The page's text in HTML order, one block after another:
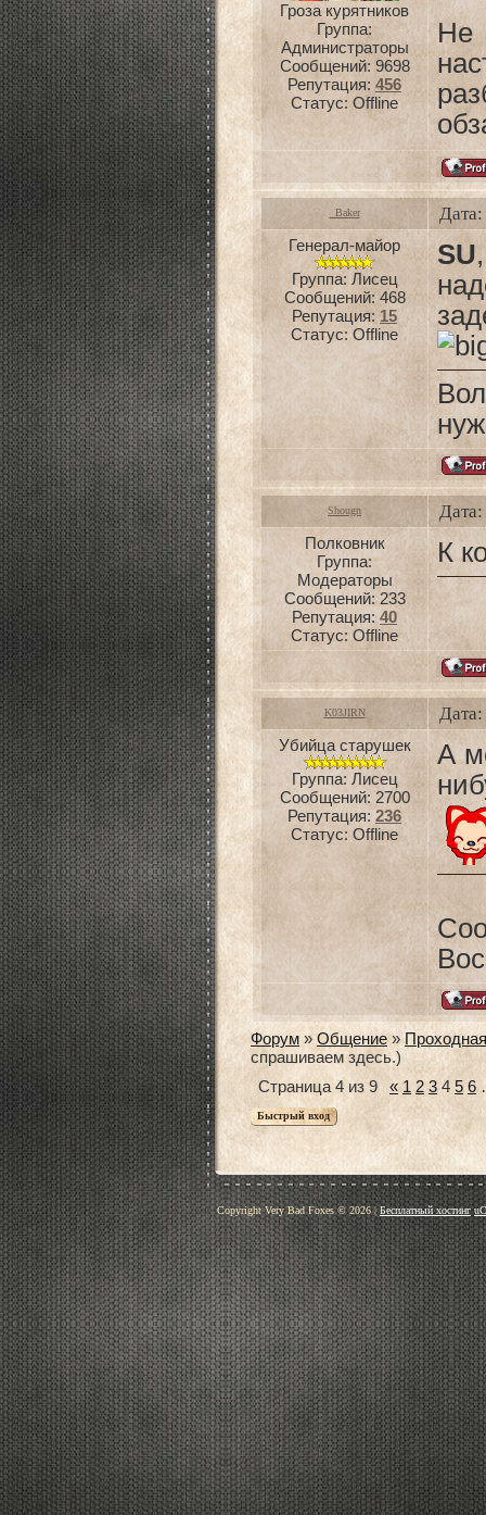
Гроза курятников
Группа:
Администраторы
Сообщений: 9698
Репутация: 456
Статус: Offline
Не
_Baker
Генерал-майор
Группа: Лисец
Сообщений: 468
Репутация: 15
Статус: Offline
SU
Shougn
Полковник
Группа:
Модераторы
Сообщений: 233
Репутация: 40
Статус: Offline
К
K03JIRN
Убийца старушек
Группа: Лисец
Сообщений: 2700
Репутация: 236
Статус: Offline
А
Форум » Общение » Проходная
спрашиваем здесь.)
Страница 4 из 9 « 1 2 3 4 5 6
Copyright Very Bad Foxes © 2026|Бесплатный хостинг